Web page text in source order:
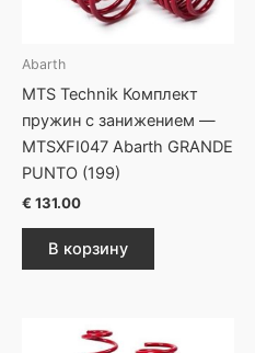
Abarth
MTS Technik Комплект
пружин с занижением —
MTSXFI047 Abarth GRANDE
PUNTO (199)
€ 131.00
В корзину